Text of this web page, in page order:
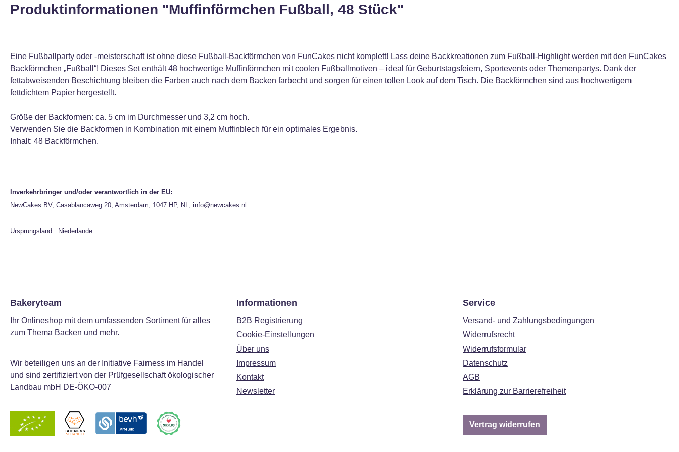
Produktinformationen "Muffinförmchen Fußball, 48 Stück"
Eine Fußballparty oder -meisterschaft ist ohne diese Fußball-Backförmchen von FunCakes nicht komplett! Lass deine Backkreationen zum Fußball-Highlight werden mit den FunCakes
Backförmchen „Fußball“! Dieses Set enthält 48 hochwertige Muffinförmchen mit coolen Fußballmotiven – ideal für Geburtstagsfeiern, Sportevents oder Themenpartys. Dank der
fettabweisenden Beschichtung bleiben die Farben auch nach dem Backen farbecht und sorgen für einen tollen Look auf dem Tisch. Die Backförmchen sind aus hochwertigem
fettdichtem Papier hergestellt.
Größe der Backformen: ca. 5 cm im Durchmesser und 3,2 cm hoch.
Verwenden Sie die Backformen in Kombination mit einem Muffinblech für ein optimales Ergebnis.
Inhalt: 48 Backförmchen.
Inverkehrbringer und/oder verantwortlich in der EU:
NewCakes BV, Casablancaweg 20, Amsterdam, 1047 HP, NL, info@newcakes.nl
Ursprungsland: Niederlande
Bakeryteam
Ihr Onlineshop mit dem umfassenden Sortiment für alles
zum Thema Backen und mehr.
Wir beteiligen uns an der Initiative Fairness im Handel
und sind zertifiziert von der Prüfgesellschaft ökologischer
Landbau mbH DE-ÖKO-007
Informationen
B2B Registrierung
Cookie-Einstellungen
Über uns
Impressum
Kontakt
Newsletter
Service
Versand- und Zahlungsbedingungen
Widerrufsrecht
Widerrufsformular
Datenschutz
AGB
Erklärung zur Barrierefreiheit
Vertrag widerrufen